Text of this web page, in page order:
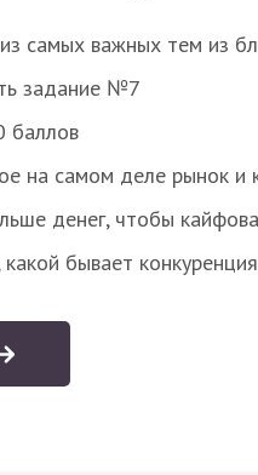
самых важных тем из
задание №7
баллов
на самом деле рынок и
денег, чтобы
какой бывает